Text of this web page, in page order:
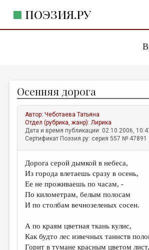
ПОЭЗИЯ.РУ
ЖАНРЫ
АВТОРЫ
КОММЕНТАРИИ
ЛИТСАЛОН
НОВОСТИ
ПРАВИЛА САЙТА
ОТДЕЛЫ И РУБРИКИ
ИЗБРАННОЕ
ДАЙДЖЕСТ
Осенняя дорога
Автор:Чеботаева Татьяна
Отдел (рубрика, жанр):Лирика
Дата и время публикации: 02.10.2006,
Сертификат Поэзия.ру: серия 557 № 47891
Дорога серой дымкой в небеса,
Из города влетаешь сразу в осень,
Ее не проживаешь по часам, -
По километрам, белым полосам
И по столбам вечнозеленых сосен.
А по краям цветная ткань кулис,
Как будто лес извечных таинств
Горит в тумане красным цветом лист,